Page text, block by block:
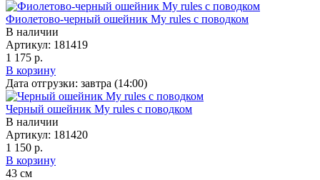
Фиолетово-черный ошейник My rules с поводком
В наличии
Артикул: 181419
1 175 р.
В корзину
Дата отгрузки: завтра (14:00)
Черный ошейник My rules с поводком
В наличии
Артикул: 181420
1 150 р.
В корзину
43 см